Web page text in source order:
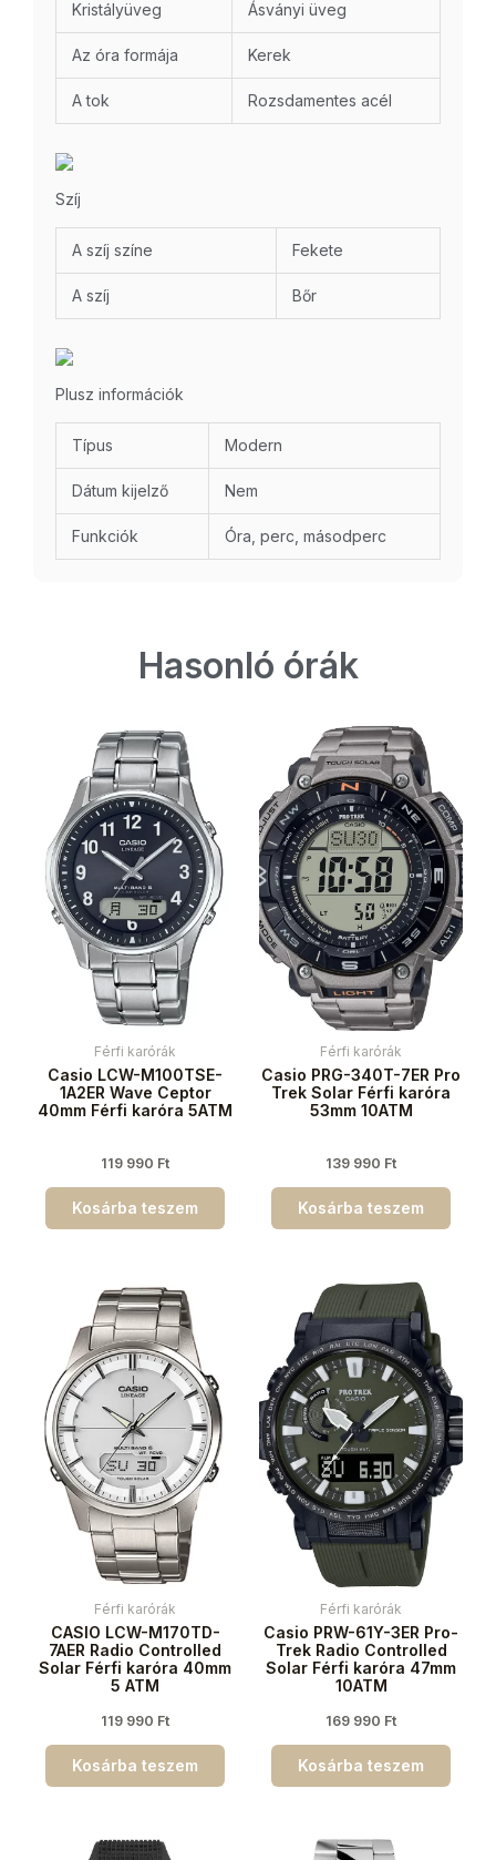
Kristályüveg Ásványi üveg
Az óra formája Kerek
A tok Rozsdamentes acél
Szíj
A szíj színe Fekete
A szíj Bőr
Plusz információk
Típus Modern
Dátum kijelző Nem
Funkciók Óra, perc, másodperc
Hasonló órák
Férfi karórák
Casio LCW-M100TSE-
1A2ER Wave Ceptor
40mm Férfi karóra 5ATM
119 990 Ft
Kosárba teszem
Férfi karórák
Casio PRG-340T-7ER Pro
Trek Solar Férfi karóra
53mm 10ATM
139 990 Ft
Kosárba teszem
Férfi karórák
CASIO LCW-M170TD-
7AER Radio Controlled
Solar Férfi karóra 40mm
5 ATM
119 990 Ft
Kosárba teszem
Férfi karórák
Casio PRW-61Y-3ER Pro-
Trek Radio Controlled
Solar Férfi karóra 47mm
10ATM
169 990 Ft
Kosárba teszem